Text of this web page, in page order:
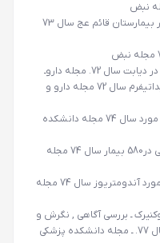
عج
سال 73
72. مجله داروـ
هیپرتیروئیدی در حاملگی طبیعی و مول هیداتیفرم سال 72 مجله دارو و
. هیستروسکوپی و گزارش 61 مورد سال 74 مجله دانشکده
بررسی عامل لوله ای تخمدانی با لاپاراسکوپی در580 بیمار سال 74 مجله
. تشخیص لاپاراسکوپیک 54 مورد آندومتریوز سال 74 مجله
گروکنیرک ـ بررسی آگاهی , نگرش و